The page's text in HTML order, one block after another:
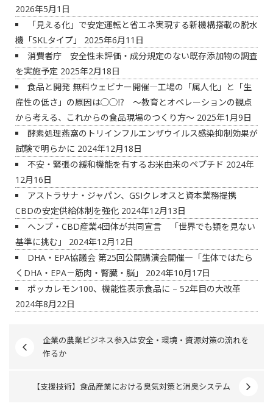
2026年5月1日
「見える化」で安定運転と省エネ実現する新機構搭載の脱水
機「SKLタイプ」
2025年6月11日
消費者庁 安全性未評価・成分規定のない既存添加物の調査
を実施予定 2025年2月18日
食品と開発 無料ウェビナー開催―工場の「属人化」と「生
産性の低さ」の原因は◯◯⁉ ～教育とオペレーションの観点
から考える、これからの食品現場のつくり方～ 2025年1月9日
酵素処理燕窩のトリインフルエンザウイルス感染抑制効果が
試験で明らかに 2024年12月18日
不安・緊張の緩和機能を有するお米由来のペプチド 2024年
12月16日
アストラサナ・ジャパン、GSIクレオスと資本業務提携
CBDの安定供給体制を強化 2024年12月13日
ヘンプ・CBD産業4団体が共同宣言 「世界でも類を見ない
基準に挑む」
2024年12月12日
DHA・EPA協議会 第25回公開講演会開催―「生体ではたら
くDHA・EPA－筋肉・腎臓・脳」
2024年10月17日
ポッカレモン100、機能性表示食品に – 52年目の大改革
2024年8月22日
企業の農業ビジネス参入は安全・環境・資源対策の流れを
作るか
【支援技術】食品産業における臭気対策と消臭システム